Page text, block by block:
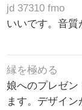
jd 37310 fmo
いいです。音質
縁を極める
娘へのプレゼン
ます。デザイ